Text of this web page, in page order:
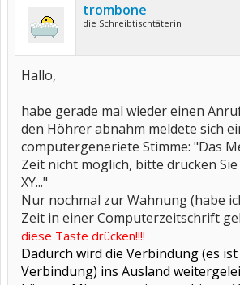
trombone
die Schreibtischtäterin
Hallo,
habe gerade mal wieder einen
den Höhrer abnahm meldete sich
computergeneriete Stimme: "Das
Zeit nicht möglich, bitte drücken
XY..."
Nur nochmal zur Wahnung (habe
Zeit in einer Computerzeitschrift
diese Taste drücken!!!!
Dadurch wird die Verbindung (es ist
Verbindung) ins Ausland